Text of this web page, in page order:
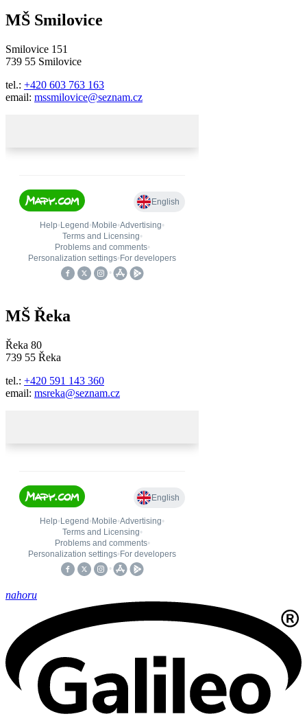
MŠ Smilovice
Smilovice 151
739 55 Smilovice
tel.: +420 603 763 163
email: mssmilovice@seznam.cz
MŠ Řeka
Řeka 80
739 55 Řeka
tel.: +420 591 143 360
email: msreka@seznam.cz
nahoru